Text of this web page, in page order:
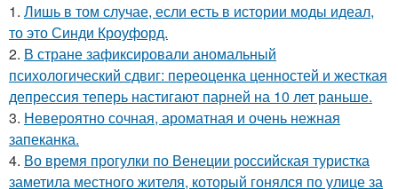
1. Лишь в том случае, если есть в истории моды идеал,
то это Синди Кроуфорд.
2. В стране зафиксировали аномальный
психологический сдвиг: переоценка ценностей и жесткая
депрессия теперь настигают парней на 10 лет раньше.
3. Невероятно сочная, ароматная и очень нежная
запеканка.
4. Во время прогулки по Венеции российская туристка
заметила местного жителя, который гонялся по улице за